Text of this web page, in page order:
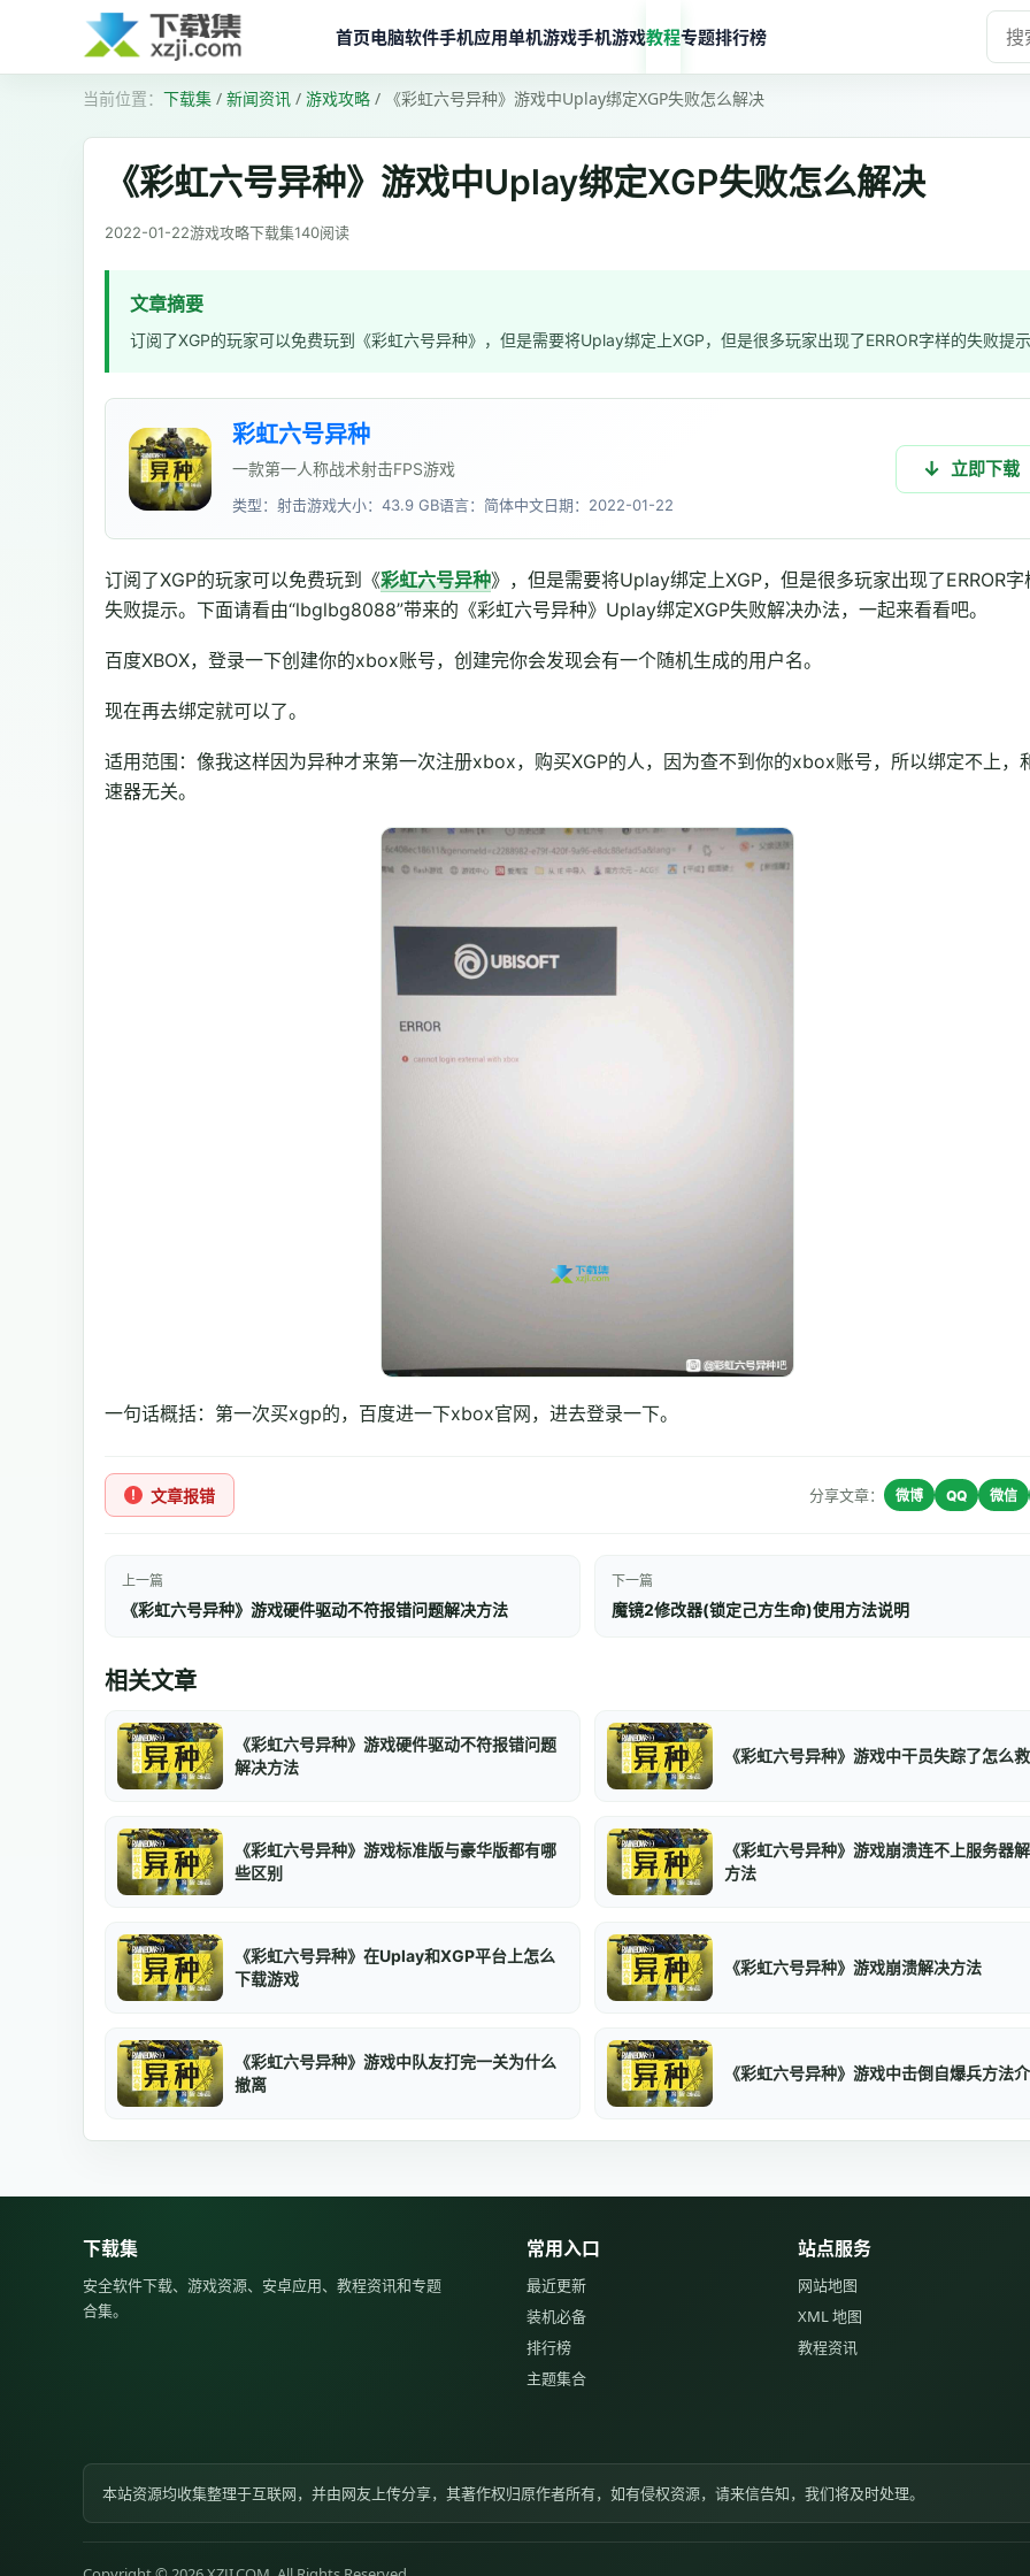
首页电脑软件手机应用单机游戏手机游戏教程专题排行榜
下载集 / 新闻资讯 / 游戏攻略 / 《彩虹六号异种》游戏中Uplay绑定XGP失败怎么解决
《彩虹六号异种》游戏中Uplay绑定XGP失败怎么解决
2022-01-22游戏攻略下载集140阅读
文章摘要
订阅了XGP的玩家可以免费玩到《彩虹六号异种》，但是需要将Uplay绑定上XGP，但是很多玩家出现了ERROR字样的失败提
彩虹六号异种
一款第一人称战术射击FPS游戏
类型：射击游戏大小：43.9 GB语言：简体中文日期：2022-01-22
立即下载
订阅了XGP的玩家可以免费玩到《彩虹六号异种》，但是需要将Uplay绑定上XGP，但是很多玩家出现了ERROR字
失败提示。下面请看由“lbglbg8088”带来的《彩虹六号异种》Uplay绑定XGP失败解决办法，一起来看看吧。
百度XBOX，登录一下创建你的xbox账号，创建完你会发现会有一个随机生成的用户名。
现在再去绑定就可以了。
适用范围：像我这样因为异种才来第一次注册xbox，购买XGP的人，因为查不到你的xbox账号，所以绑定不上，
速器无关。
一句话概括：第一次买xgp的，百度进一下xbox官网，进去登录一下。
文章报错 分享文章： 微博 QQ 微信
上一篇
《彩虹六号异种》游戏硬件驱动不符报错问题解决方法
下一篇
魔镜2修改器(锁定己方生命)使用方法说明
相关文章
《彩虹六号异种》游戏硬件驱动不符报错问题
解决方法
《彩虹六号异种》游戏中干员失踪了怎么
《彩虹六号异种》游戏标准版与豪华版都有哪
些区别
《彩虹六号异种》游戏崩溃连不上服务器
方法
《彩虹六号异种》在Uplay和XGP平台上怎么
下载游戏
《彩虹六号异种》游戏崩溃解决方法
《彩虹六号异种》游戏中队友打完一关为什么
撤离
《彩虹六号异种》游戏中击倒自爆兵方法
下载集
安全软件下载、游戏资源、安卓应用、教程资讯和专题
合集。
常用入口
最近更新
装机必备
排行榜
主题集合
站点服务
网站地图
XML 地图
教程资讯
本站资源均收集整理于互联网，并由网友上传分享，其著作权归原作者所有，如有侵权资源，请来信告知，我们将及时处理。